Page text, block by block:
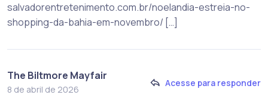
salvadorentretenimento.com.br/noelandia-estreia-no-
shopping-da-bahia-em-novembro/ […]
The Biltmore Mayfair
8 de abril de 2026
Acesse para responder